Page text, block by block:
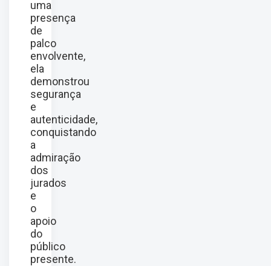
uma
presença
de
palco
envolvente,
ela
demonstrou
segurança
e
autenticidade,
conquistando
a
admiração
dos
jurados
e
o
apoio
do
público
presente.